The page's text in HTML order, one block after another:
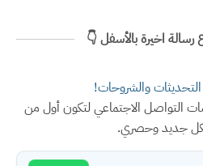
رسالة اخيرة بالأسفل 👇
والشروحات!
التواصل الاجتماعي لتكون أول من
جديد وحصري.